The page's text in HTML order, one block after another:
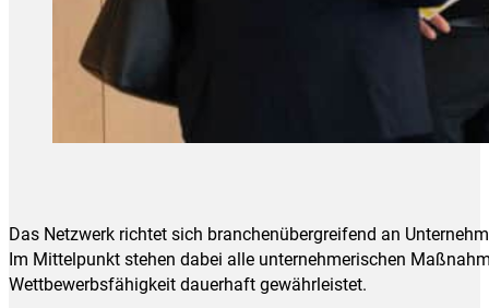
Das Netzwerk richtet sich branchenübergreifend an
Im Mittelpunkt stehen dabei alle unternehmerischen
Wettbewerbsfähigkeit dauerhaft gewährleistet.